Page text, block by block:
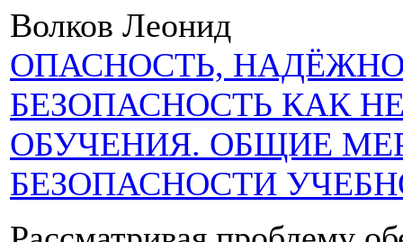
Волков Леонид
ОПАСНОСТЬ,
БЕЗОПАСНОСТЬ КАК
ОБУЧЕНИЯ. ОБЩИЕ
БЕЗОПАСНОСТИ